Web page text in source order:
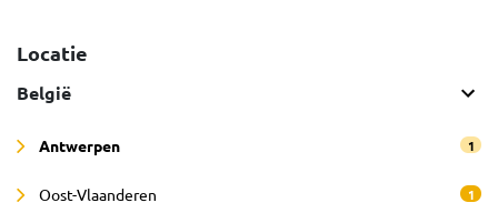
Locatie
België
Antwerpen 1
Oost-Vlaanderen 1